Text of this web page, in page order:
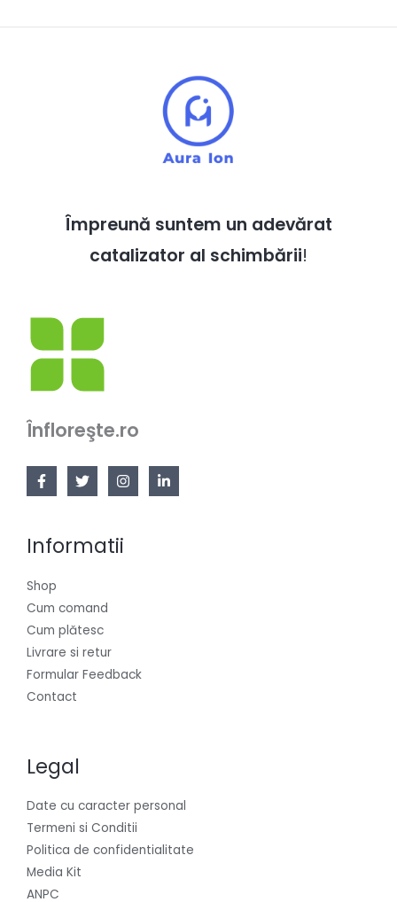
Împreună suntem un adevărat
catalizator al schimbării!
Înfloreşte.ro
Informatii
Shop
Cum comand
Cum plătesc
Livrare si retur
Formular Feedback
Contact
Legal
Date cu caracter personal
Termeni si Conditii
Politica de confidentialitate
Media Kit
ANPC